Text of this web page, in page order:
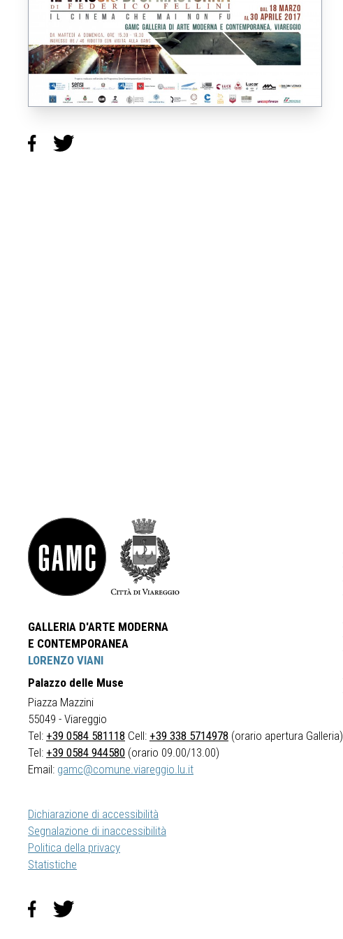
GALLERIA D'ARTE MODERNA
E CONTEMPORANEA
LORENZO VIANI
Palazzo delle Muse
Piazza Mazzini
55049 - Viareggio
Tel: +39 0584 581118 Cell: +39 338 5714978 (orario apertura Galleria)
Tel: +39 0584 944580 (orario 09.00/13.00)
Email: gamc@comune.viareggio.lu.it
Dichiarazione di accessibilità
Segnalazione di inaccessibilità
Politica della privacy
Statistiche